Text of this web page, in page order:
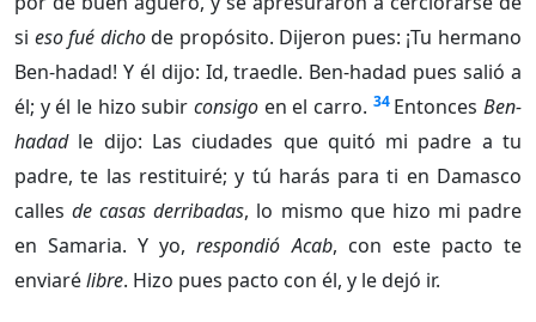
si eso fué dichode propósito. Dijeron pues: ¡Tu hermano
Ben-hadad! Y él dijo: Id, traedle. Ben-hadad pues salió a
él; y él le hizo subir consigo en el carro. 34 EntoncesBen-
hadadle dijo: Las ciudades que quitó mi padre a tu
padre, te las restituiré; y tú harás para ti en Damasco
callesde casas derribadas, lo mismo que hizo mi padre
en Samaria. Y yo,respondió Acab, con este pacto te
enviarélibre. Hizo pues pacto con él, y le dejó ir.